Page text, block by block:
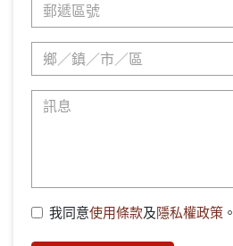
我同意使用條款及隱私權政策 。